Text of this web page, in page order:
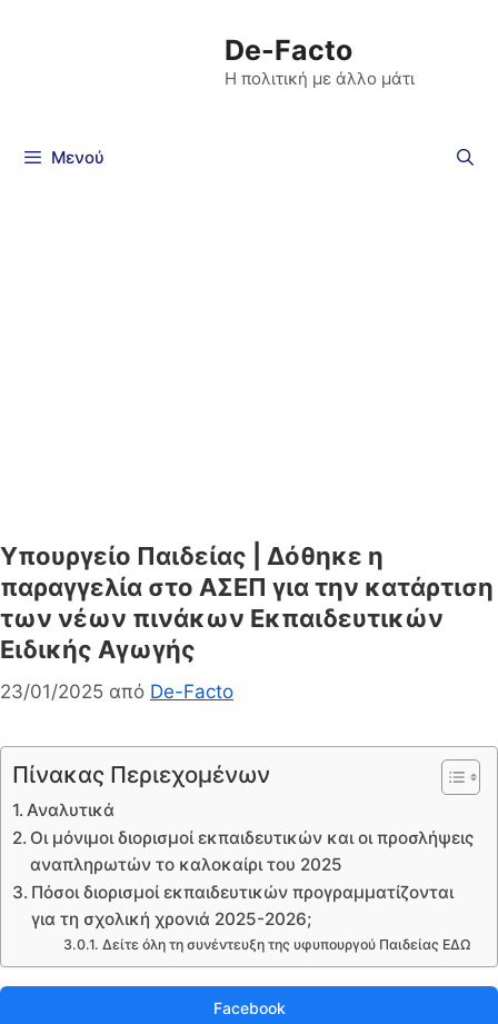
De-Facto
Η πολιτική με άλλο μάτι
Μενού
Υπουργείο Παιδείας | Δόθηκε η
παραγγελία στο ΑΣΕΠ για την κατάρτιση
των νέων πινάκων Εκπαιδευτικών
Ειδικής Αγωγής
23/01/2025 από De-Facto
Πίνακας Περιεχομένων
Αναλυτικά
Οι μόνιμοι διορισμοί εκπαιδευτικών και οι προσλήψεις
αναπληρωτών το καλοκαίρι του 2025
Πόσοι διορισμοί εκπαιδευτικών προγραμματίζονται
για τη σχολική χρονιά 2025-2026;
Δείτε όλη τη συνέντευξη της υφυπουργού Παιδείας ΕΔΩ
Facebook